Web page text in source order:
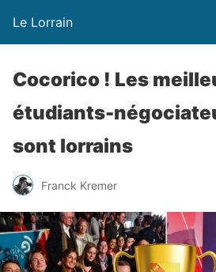
Le Lorrain
Cocorico ! Les
étudiants-
sont lorrains
Franck Kremer